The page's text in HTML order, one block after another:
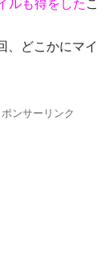
ルも得をした
、どこかにマ
ポンサーリンク